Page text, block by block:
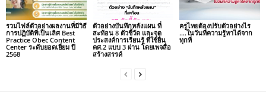
รวมไฟล์ตัวอย่างผลงานที่มีวิธี
การปฏิบัติที่เป็นเลิศ Best
Practice Obec Content
Center ระดับยอดเยี่ยม ปี
2568
ตัวอย่างบันทึกหลังแผน ที่
สะท้อน 8 ตัวชี้วัด และจุด
ประสงค์การเรียนรู้ ที่ใช้ยื่น
คศ.2 แบบ 3 ผ่าน โดยเพจสื่อ
สร้างสรรค์
ครูไทยต้องปรับตัวอย่างไร
….ในวันที่ความรู้หาได้จาก
ทุกที่